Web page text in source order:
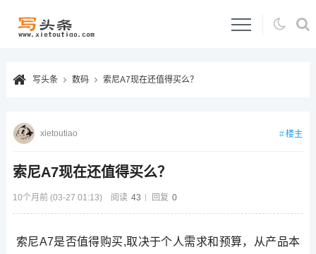
写头条 数码 索尼A7现在还值得买么？
索尼A7现在还值得买么？
10个月前 (03-27 01:13) 阅读 43 回复 0
xietoutiao 楼主
索尼A7是否值得购买,取决于个人需求和预算，从产品本